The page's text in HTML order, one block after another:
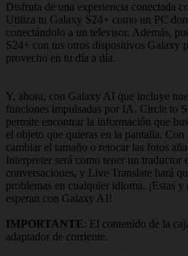
Disfruta de una experiencia conectada
Utiliza tu Galaxy S24+ como un PC
conectándolo a un televisor. Además,
S24+ con tus otros dispositivos Galaxy
provecho en tu día a día.
Y, ahora, con Galaxy AI que incluye
funciones impulsadas por IA. Circle to
permite encontrar la información que
el objeto que quieras en la pantalla. Con
cambiar el tamaño o retocar las fotos
Interpreter será como tener un traductor
conversaciones, y Live Translate hará
problemas en cualquier idioma. ¡Estas y
esperan con Galaxy AI!
IMPORTANTE: El contenido de la
adaptador de corriente.